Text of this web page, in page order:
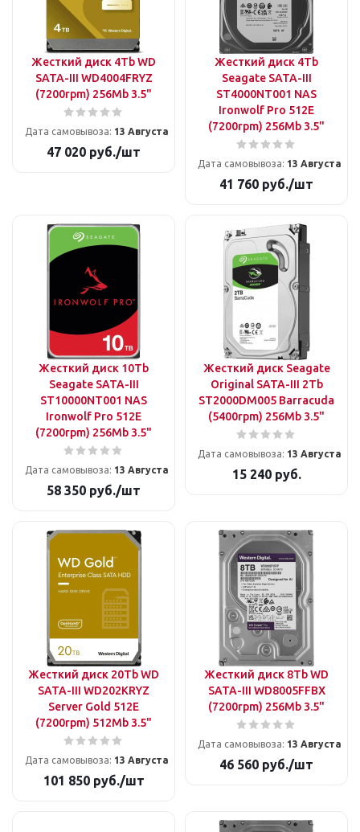
Жесткий диск 4Tb WD
SATA-III WD4004FRYZ
(7200rpm) 256Mb 3.5"
Дата самовывоза: 13 Августа
47 020 руб./шт
Жесткий диск 4Tb
Seagate SATA-III
ST4000NT001 NAS
Ironwolf Pro 512E
(7200rpm) 256Mb 3.5"
Дата самовывоза: 13 Августа
41 760 руб./шт
Жесткий диск 10Tb
Seagate SATA-III
ST10000NT001 NAS
Ironwolf Pro 512E
(7200rpm) 256Mb 3.5"
Дата самовывоза: 13 Августа
58 350 руб./шт
Жесткий диск Seagate
Original SATA-III 2Tb
ST2000DM005 Barracuda
(5400rpm) 256Mb 3.5"
Дата самовывоза: 13 Августа
15 240руб.
Жесткий диск 20Tb WD
SATA-III WD202KRYZ
Server Gold 512E
(7200rpm) 512Mb 3.5"
Дата самовывоза: 13 Августа
101 850руб./шт
Жесткий диск 8Tb WD
SATA-III WD8005FFBX
(7200rpm) 256Mb 3.5"
Дата самовывоза: 13 Августа
46 560 руб./шт